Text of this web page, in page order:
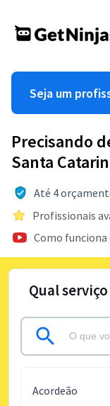
Seja um
Precisando
Santa
Até 4
Profissionais
Como funciona
Qual
Acordeão